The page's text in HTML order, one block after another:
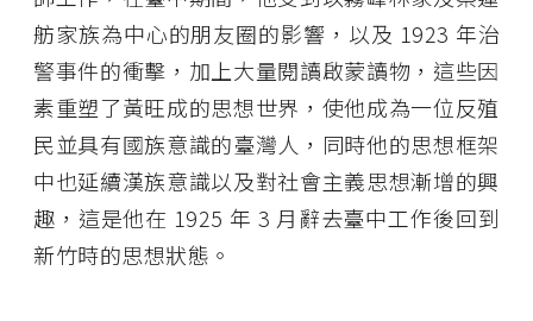
舫家族為中心的朋友圈的影響，以及 1923 年治
警事件的衝擊，加上大量閱讀啟蒙讀物，這些因
素重塑了黃旺成的思想世界，使他成為一位反殖
民並具有國族意識的臺灣人，同時他的思想框架
中也延續漢族意識以及對社會主義思想漸增的興
趣，這是他在 1925 年 3 月辭去臺中工作後回到
新竹時的思想狀態。